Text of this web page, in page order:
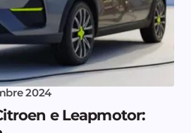
2024
e Leapmotor: